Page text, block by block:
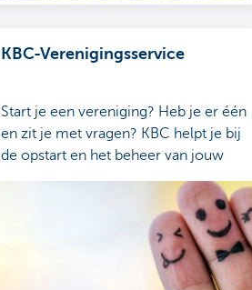
KBC-Verenigingsservice
Start je een vereniging? Heb je er één
en zit je met vragen? KBC helpt je bij
de opstart en het beheer van jouw
vereniging. Ontdek het hier.